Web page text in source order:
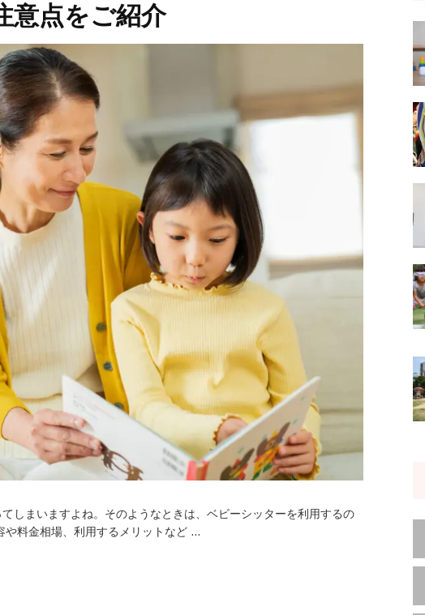
意点をご紹介
しまいますよね。そのようなときは、ベビーシッターを利用するの
や料金相場、利用するメリットなど …